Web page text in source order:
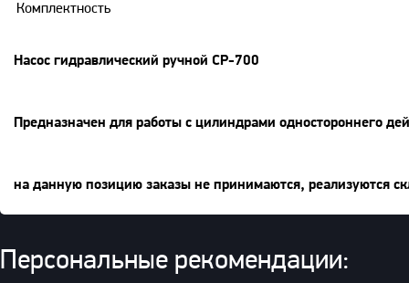
Комплектность
Насос гидравлический ручной CP-700
Предназначен для работы с цилиндрами одностороннего
на данную позицию заказы не принимаются, реализуются
Персональные рекомендации: